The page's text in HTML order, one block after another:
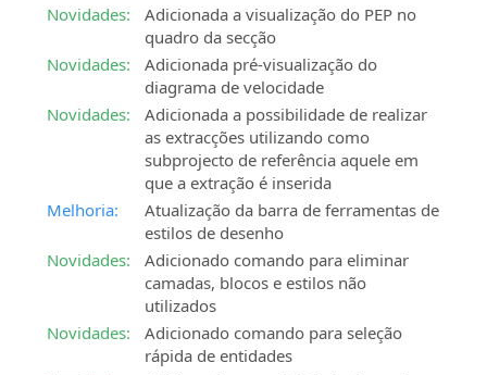
Novidades:
Adicionada a visualização do PEP no
quadro da secção
Novidades:
Adicionada pré-visualização do
diagrama de velocidade
Novidades:
Adicionada a possibilidade de realizar
as extracções utilizando como
subprojecto de referência aquele em
que a extração é inserida
Melhoria:
Atualização da barra de ferramentas de
estilos de desenho
Novidades:
Adicionado comando para eliminar
camadas, blocos e estilos não
utilizados
Novidades:
Adicionado comando para seleção
rápida de entidades